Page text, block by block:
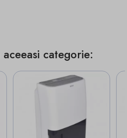
categorie: